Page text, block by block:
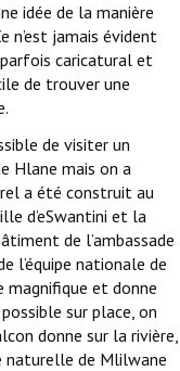
idée de la manière
n’est jamais évident
parfois caricatural et
de trouver une
de visiter un
Hlane mais on a
a été construit au
d’eSwantini et la
de l’ambassade
l’équipe nationale de
magnifique et donne
sur place, on
donne sur la rivière,
naturelle de Mlilwane